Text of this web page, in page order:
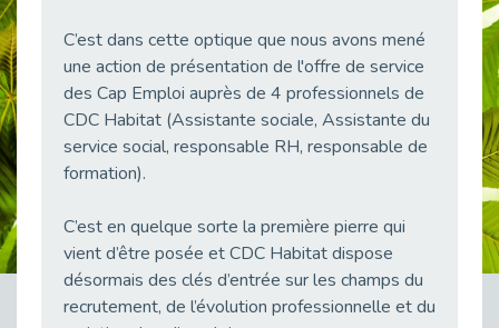
38 vidéos pour comprendre et agir durablement
Publié le 04/05/2026
Le taux d’emploi direct dans la fonction publique dépasse 6 % en 2025
Publié le 04/05/2026
Témoignage : Le parcours de Marc, 44 ans
Publié le 30/04/2026
L’Aménagement Raisonnable : Un Levier pour l’Équité
C’est dans cette optique que nous avons mené
une action de présentation de l'offre de service
des Cap Emploi auprès de 4 professionnels de
CDC Habitat (Assistante sociale, Assistante du
service social, responsable RH, responsable de
formation).
C’est en quelque sorte la première pierre qui
vient d’être posée et CDC Habitat dispose
désormais des clés d’entrée sur les champs du
recrutement, de l’évolution professionnelle et du